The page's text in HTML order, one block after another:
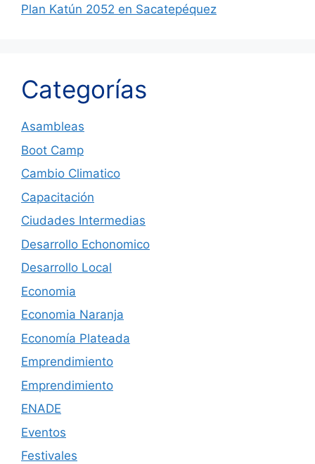
Plan Katún 2052 en Sacatepéquez
Categorías
Asambleas
Boot Camp
Cambio Climatico
Capacitación
Ciudades Intermedias
Desarrollo Echonomico
Desarrollo Local
Economia
Economia Naranja
Economía Plateada
Emprendimiento
Emprendimiento
ENADE
Eventos
Festivales